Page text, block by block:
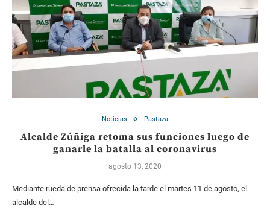
Noticias Pastaza
Alcalde Zúñiga retoma sus funciones luego de
ganarle la batalla al coronavirus
agosto 13, 2020
Mediante rueda de prensa ofrecida la tarde el martes 11 de agosto, el
alcalde del…